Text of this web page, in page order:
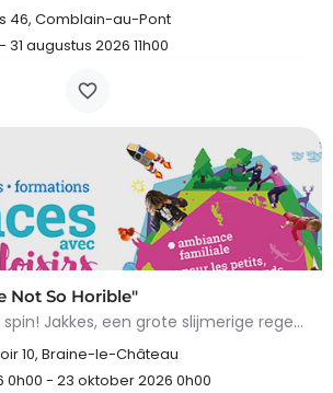
46, Comblain-au-Pont
31 augustus 2026 11h00
Not So Horible"
Wat vreselijk, een spin! Jakkes, een grote slijmerige regenworm! En slakken, daar wil ik het al helemaal niet…
10, Braine-le-Château
0h00 - 23 oktober 2026 0h00